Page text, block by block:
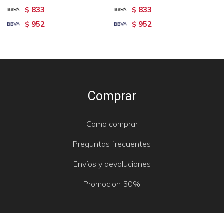
$ 833
$ 952
$ 833
$ 952
Comprar
Como comprar
Preguntas frecuentes
Envíos y devoluciones
Promocion 50%